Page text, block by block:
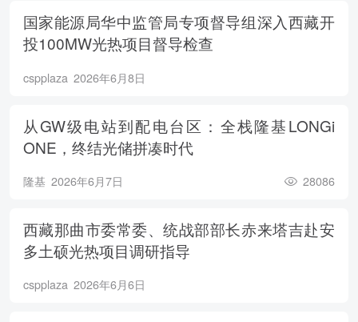
国家能源局华中监管局专项督导组深入西藏开
投100MW光热项目督导检查
cspplaza 2026年6月8日
从GW级电站到配电台区：全栈隆基LONGi
ONE，终结光储拼凑时代
隆基 2026年6月7日 28086
西藏那曲市委常委、统战部部长赤来塔吉赴安
多土硕光热项目调研指导
cspplaza 2026年6月6日